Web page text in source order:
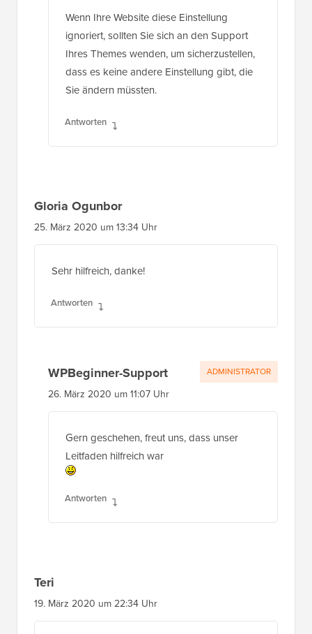
Wenn Ihre Website diese Einstellung
ignoriert, sollten Sie sich an den Support
Ihres Themes wenden, um sicherzustellen,
dass es keine andere Einstellung gibt, die
Sie ändern müssten.
Antworten
Gloria Ogunbor
25. März 2020 um 13:34 Uhr
Sehr hilfreich, danke!
Antworten
WPBeginner-Support
26. März 2020 um 11:07 Uhr
Gern geschehen, freut uns, dass unser
Leitfaden hilfreich war
Antworten
ADMINISTRATOR
Teri
19. März 2020 um 22:34 Uhr